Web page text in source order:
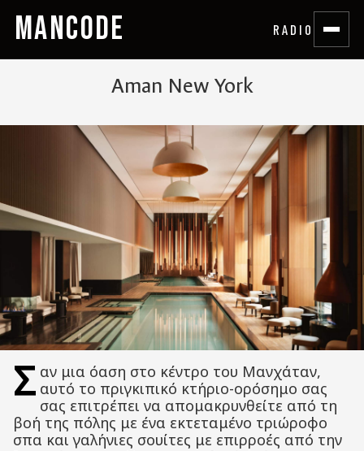
MANCODE RADIO
Aman New York
Σ αν μια όαση στο κέντρο του Μανχάταν,
αυτό το πριγκιπικό κτήριο-ορόσημο σας
σας επιτρέπει να απομακρυνθείτε από τη
βοή της πόλης με ένα εκτεταμένο τριώροφο
σπα και γαλήνιες σουίτες με επιρροές από την